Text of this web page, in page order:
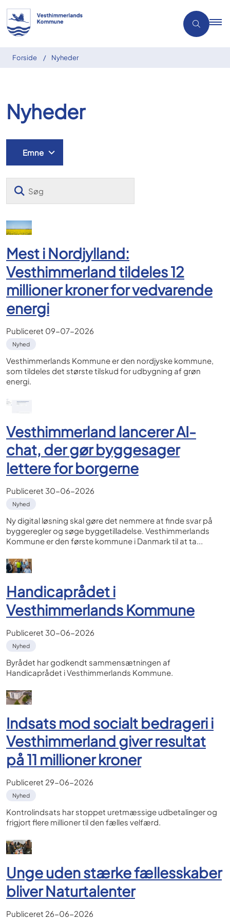
Forside Nyheder
Nyheder
Emne
Mest i Nordjylland:
Vesthimmerland tildeles 12
millioner kroner for vedvarende
energi
Publiceret 09-07-2026
Nyhed
Vesthimmerlands Kommune er den nordjyske kommune,
som tildeles det største tilskud for udbygning af grøn
energi.
Vesthimmerland lancerer AI-
chat, der gør byggesager
lettere for borgerne
Publiceret 30-06-2026
Nyhed
Ny digital løsning skal gøre det nemmere at finde svar på
byggeregler og søge byggetilladelse. Vesthimmerlands
Kommune er den første kommune i Danmark til at ta...
Handicaprådet i
Vesthimmerlands Kommune
Publiceret 30-06-2026
Nyhed
Byrådet har godkendt sammensætningen af
Handicaprådet i Vesthimmerlands Kommune.
Indsats mod socialt bedrageri i
Vesthimmerland giver resultat
på 11 millioner kroner
Publiceret 29-06-2026
Nyhed
Kontrolindsats har stoppet uretmæssige udbetalinger og
frigjort flere millioner til den fælles velfærd.
Unge uden stærke fællesskaber
bliver Naturtalenter
Publiceret 26-06-2026